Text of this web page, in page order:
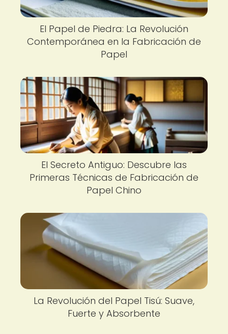
El Papel de Piedra: La Revolución
Contemporánea en la Fabricación de
Papel
El Secreto Antiguo: Descubre las
Primeras Técnicas de Fabricación de
Papel Chino
La Revolución del Papel Tisú: Suave,
Fuerte y Absorbente